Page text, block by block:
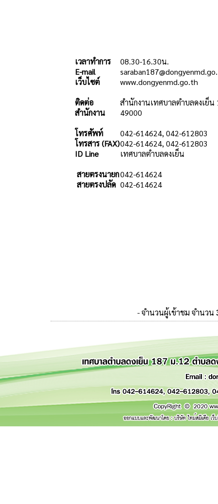
เวลาทำการ
08.30-16.30น.
E-mail
เว็บไซต์
www.dongyenmd.go.th
ติดต่อ
สำนักงาน
สำนักงานเทศบาลตำบลดงเย็น
49000
โทรศัพท์
042-614624, 042-612803
โทรสาร (FAX)042-614624, 042-612803
ID Line
เทศบาลตำบลดงเย็น
สายตรงนายก042-614624
สายตรงปลัด 042-614624
- จำนวนผู้เข้าชม จำนวน